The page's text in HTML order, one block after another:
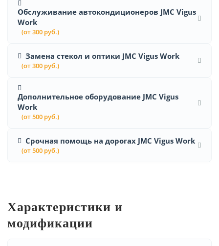
Обслуживание автокондиционеров JMC Vigus
Work
(от 300 руб.)
Замена стекол и оптики JMC Vigus Work
(от 300 руб.)
Дополнительное оборудование JMC Vigus
Work
(от 500 руб.)
Срочная помощь на дорогах JMC Vigus Work
(от 500 руб.)
Характеристики и
модификации